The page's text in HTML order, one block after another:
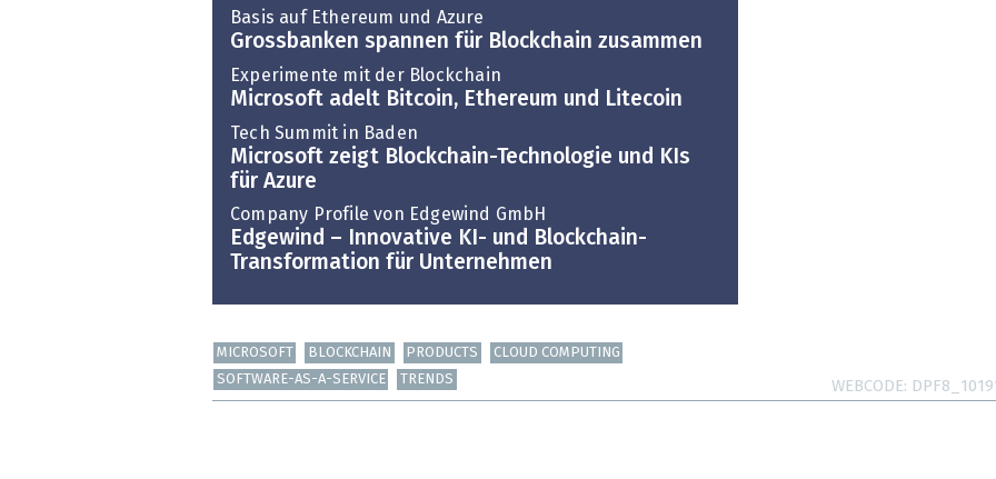
Basis auf Ethereum und Azure
Grossbanken spannen für Blockchain zusammen
Experimente mit der Blockchain
Microsoft adelt Bitcoin, Ethereum und Litecoin
Tech Summit in Baden
Microsoft zeigt Blockchain-Technologie und KIs
für Azure
Company Profile von Edgewind GmbH
Edgewind – Innovative KI- und Blockchain-
Transformation für Unternehmen
MICROSOFT BLOCKCHAIN PRODUCTS
CLOUD COMPUTING
SOFTWARE-AS-A-SERVICE
TRENDS WEBCODE